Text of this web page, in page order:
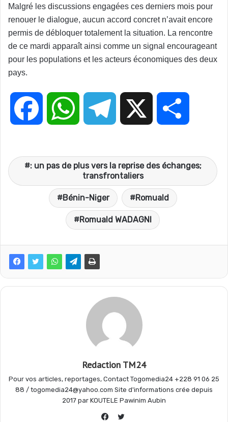
Malgré les discussions engagées ces derniers mois pour
renouer le dialogue, aucun accord concret n’avait encore
permis de débloquer totalement la situation. La rencontre
de ce mardi apparaît ainsi comme un signal encourageant
pour les populations et les acteurs économiques des deux
pays.
o
a
t
A
l
m
: un pas de plus vers la reprise des échanges;
transfrontaliers
Bénin-Niger Romuald
Romuald WADAGNI
Redaction TM24
Pour vos articles, reportages, Contact Togomedia24 +228 91 06 25
88 / togomedia24@yahoo.com Site d'informations crée depuis
2017 par KOUTELE Pawinim Aubin
Twitter